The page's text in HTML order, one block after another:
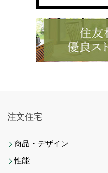
注文住宅
商品・デザイン
性能